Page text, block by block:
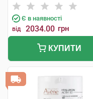
Інтернаціональ
Є в наявності
від 2034.00 грн
КУПИТИ